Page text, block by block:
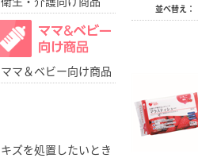
並べ替え：
ママ＆ベビー向け商品
キズを処置したいとき